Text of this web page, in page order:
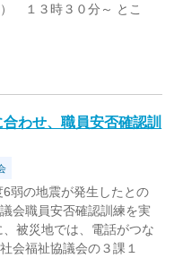
１３時３０分～ とこ
わせ、職員安否確認訓
弱の地震が発生したとの
会職員安否確認訓練を実
被災地では、電話がつな
会福祉協議会の３課１